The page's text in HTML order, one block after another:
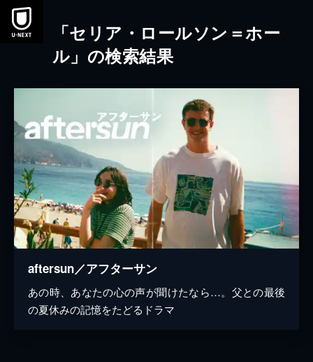
本文へスキップ
「セリア・ロールソン＝ホー
ル」の検索結果
aftersun／アフターサン
あの時、あなたの心の声が聞けたなら…。父との最後
の夏休みの記憶をたどるドラマ